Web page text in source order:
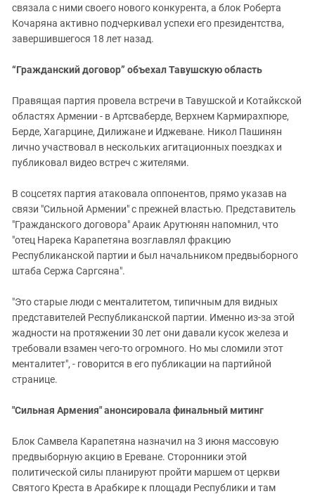
связала с ними своего нового конкурента, а блок Роберта
Кочаряна активно подчеркивал успехи его президентства,
завершившегося 18 лет назад.
“Гражданский договор” объехал Тавушскую область
Правящая партия провела встречи в Тавушской и Котайкской
областях Армении - в Артсваберде, Верхнем Кармирахпюре,
Берде, Хагарцине, Дилижане и Иджеване. Никол Пашинян
лично участвовал в нескольких агитационных поездках и
публиковал видео встреч с жителями.
В соцсетях партия атаковала оппонентов, прямо указав на
связи "Сильной Армении" с прежней властью. Представитель
"Гражданского договора" Араик Арутюнян напомнил, что
"отец Нарека Карапетяна возглавлял фракцию
Республиканской партии и был начальником предвыборного
штаба Сержа Саргсяна".
"Это старые люди с менталитетом, типичным для видных
представителей Республиканской партии. Именно из-за этой
жадности на протяжении 30 лет они давали кусок железа и
требовали взамен чего-то огромного. Но мы сломили этот
менталитет", - говорится в его публикации на партийной
странице.
"Сильная Армения" анонсировала финальный митинг
Блок Самвела Карапетяна назначил на 3 июня массовую
предвыборную акцию в Ереване. Сторонники этой
политической силы планируют пройти маршем от церкви
Святого Креста в Арабкире к площади Республики и там